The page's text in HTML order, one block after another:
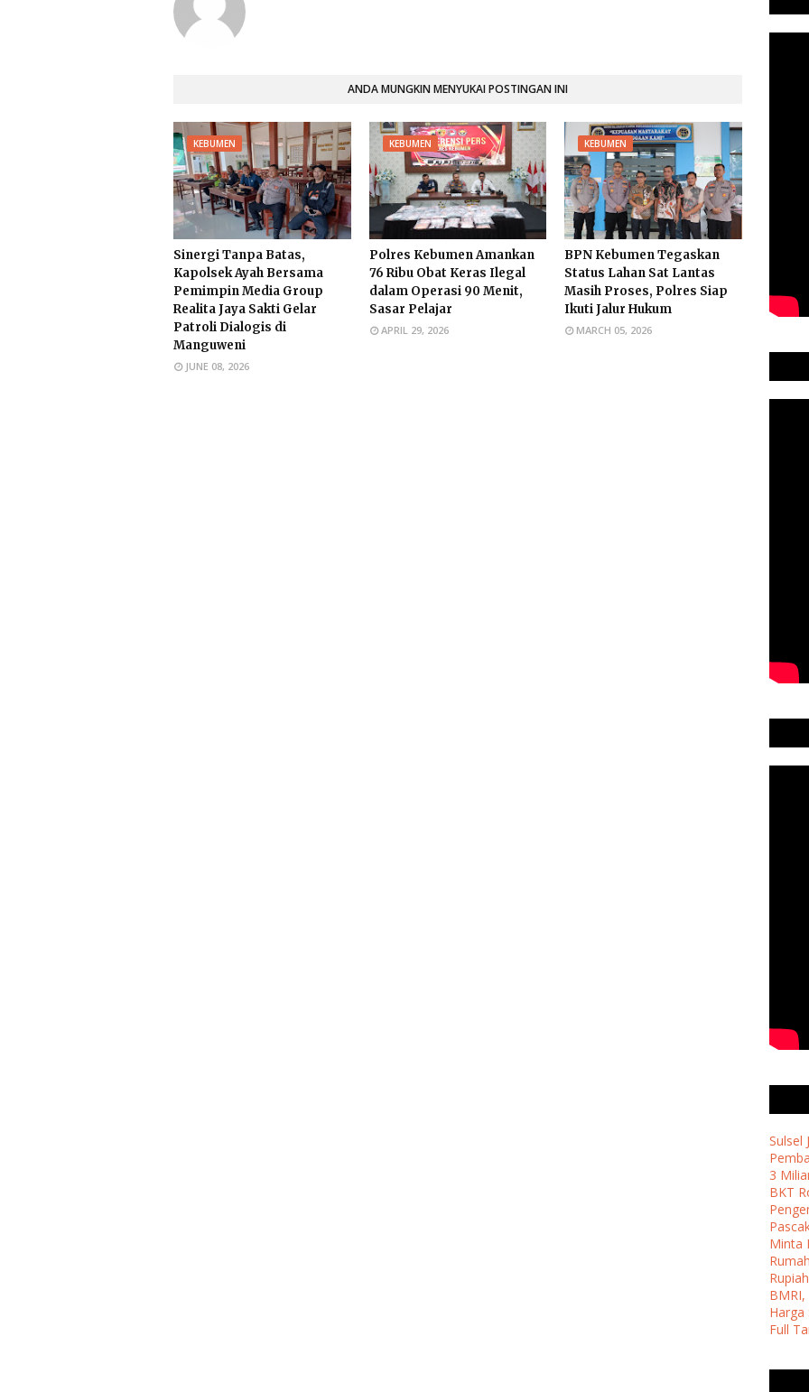
ANDA MUNGKIN MENYUKAI POSTINGAN INI
KEBUMEN
​Sinergi Tanpa Batas,
Kapolsek Ayah Bersama
Pemimpin Media Group
Realita Jaya Sakti Gelar
Patroli Dialogis di
Manguweni
JUNE 08, 2026
KEBUMEN
Polres Kebumen Amankan
76 Ribu Obat Keras Ilegal
dalam Operasi 90 Menit,
Sasar Pelajar
APRIL 29, 2026
KEBUMEN
BPN Kebumen Tegaskan
Status Lahan Sat Lantas
Masih Proses, Polres Siap
Ikuti Jalur Hukum
MARCH 05, 2026
Sulsel
3
BKT
Minta
Rumah
Harga
Full